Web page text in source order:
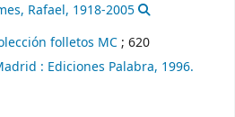
Rafael, 1918-2005
folletos MC; 620
: Ediciones Palabra, 1996.